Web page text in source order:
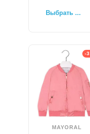
Выбрать ...
-
MAYORAL